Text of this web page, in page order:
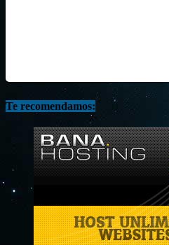
Te recomendamos: